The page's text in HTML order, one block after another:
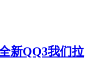
新QQ3我们拉